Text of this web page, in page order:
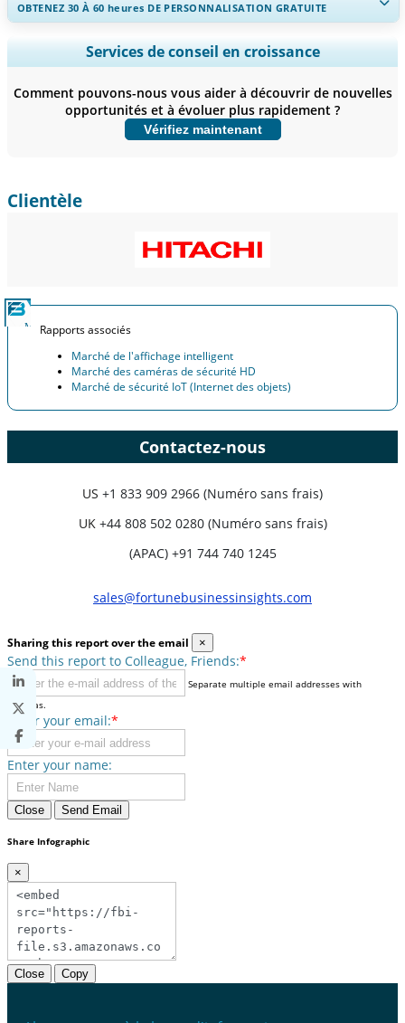
OBTENEZ 30 À 60heures DE PERSONNALISATION GRATUITE
Ampliar a cobertura regional e por país, Análise de segmentos,
Perfis de empresas, Benchmarking competitivo, e insights sobre o
Personnaliser maintenant
Services de conseil en croissance
Comment pouvons-nous vous aider à découvrir de nouvelles
opportunités et à évoluer plus rapidement ?
Vérifiez maintenant
Clientèle
Rapports associés
Marché de l'affichage intelligent
Marché des caméras de sécurité HD
Marché de sécurité IoT (Internet des objets)
Contactez-nous
US +1 833 909 2966 (Numéro sans frais)
UK +44 808 502 0280 (Numéro sans frais)
(APAC) +91 744 740 1245
sales@fortunebusinessinsights.com
Sharing this report over the email ×
Send this report to Colleague, Friends:*
Separate multiple email addresses with
commas.
Enter your email:*
Enter your name:
Close Send Email
Share Infographic
×
Close Copy